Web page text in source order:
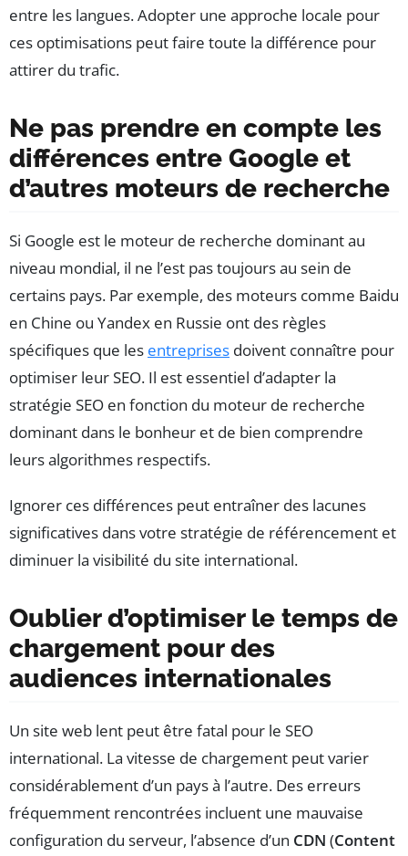
entre les langues. Adopter une approche locale pour
ces optimisations peut faire toute la différence pour
attirer du trafic.
Ne pas prendre en compte les
différences entre Google et
d’autres moteurs de recherche
Si Google est le moteur de recherche dominant au
niveau mondial, il ne l’est pas toujours au sein de
certains pays. Par exemple, des moteurs comme Baidu
en Chine ou Yandex en Russie ont des règles
spécifiques que les entreprises doivent connaître pour
optimiser leur SEO. Il est essentiel d’adapter la
stratégie SEO en fonction du moteur de recherche
dominant dans le bonheur et de bien comprendre
leurs algorithmes respectifs.
Ignorer ces différences peut entraîner des lacunes
significatives dans votre stratégie de référencement et
diminuer la visibilité du site international.
Oublier d’optimiser le temps de
chargement pour des
audiences internationales
Un site web lent peut être fatal pour le SEO
international. La vitesse de chargement peut varier
considérablement d’un pays à l’autre. Des erreurs
fréquemment rencontrées incluent une mauvaise
configuration du serveur, l’absence d’un CDN (Content